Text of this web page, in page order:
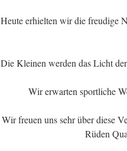
Heute erhielten wir die freudige
Die Kleinen werden das Licht
Wir erwarten sportliche
Wir freuen uns sehr über diese
Rüden